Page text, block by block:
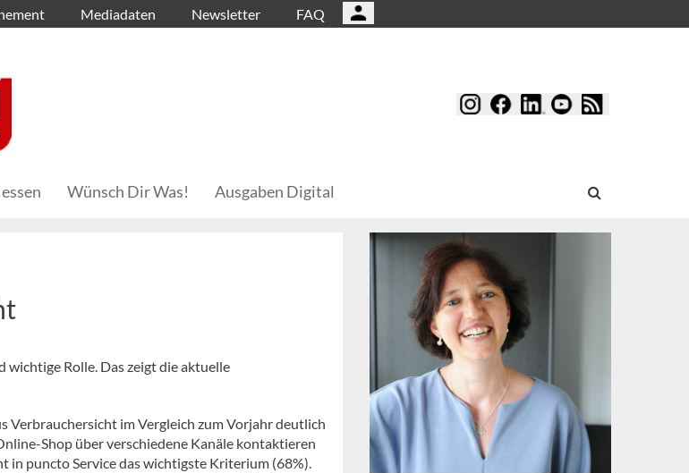
Mediadaten Newsletter FAQ
Wünsch Dir Was! Ausgaben Digital
wichtige Rolle. Das zeigt die aktuelle
Verbrauchersicht im Vergleich zum Vorjahr deutlich
Shop über verschiedene Kanäle kontaktieren
in puncto Service das wichtigste Kriterium (68%).